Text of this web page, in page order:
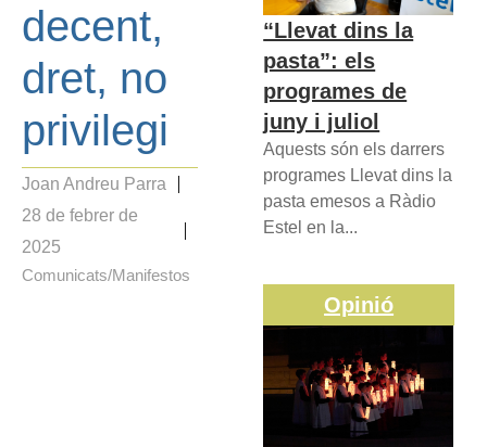
decent,
dret, no
privilegi
Joan Andreu Parra
28 de febrer de
2025
Comunicats/Manifestos
“Llevat dins la
pasta”: els
programes de
juny i juliol
Aquests són els darrers
programes Llevat dins la
pasta emesos a Ràdio
Estel en la...
Opinió